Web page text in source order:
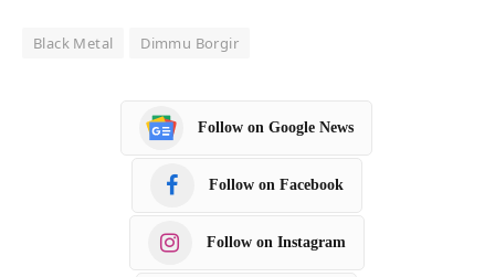
Black Metal Dimmu Borgir
Follow on Google News
Follow on Facebook
Follow on Instagram